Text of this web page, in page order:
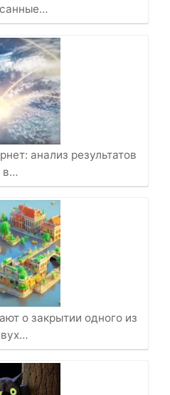
анализ результатов
в…
о закрытии одного из